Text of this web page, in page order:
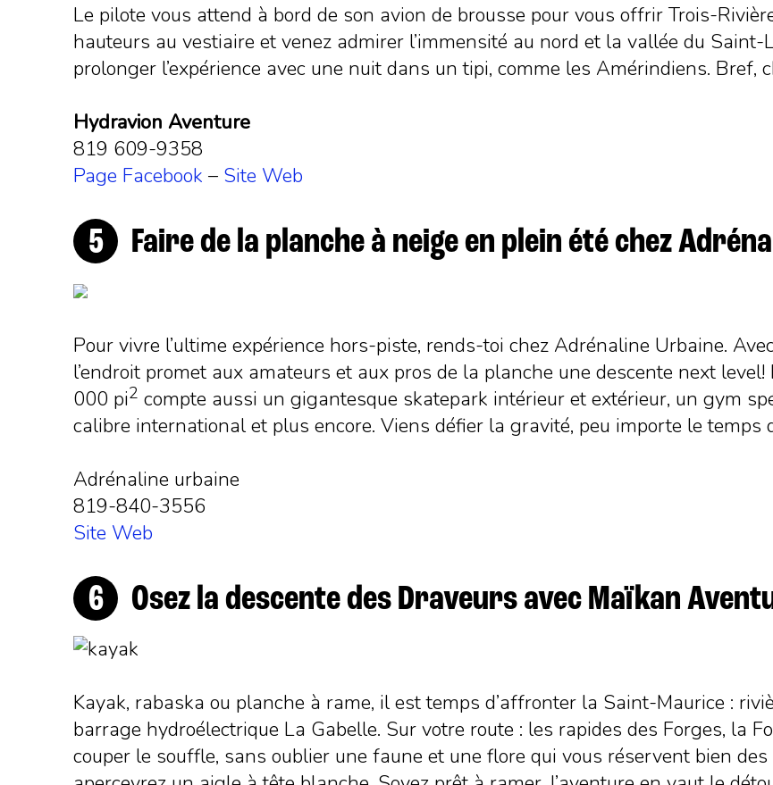
Le pilote vous attend à bord de son avion de brousse pour vous offrir Trois-
hauteurs au vestiaire et venez admirer l’immensité au nord et la vallée du Saint-
prolonger l’expérience avec une nuit dans un tipi, comme les Amérindiens. Bref,
Hydravion Aventure
819 609-9358
Page Facebook – Site Web
Faire de la planche à neige en plein été chez
Pour vivre l’ultime expérience hors-piste, rends-toi chez Adrénaline Urbaine.
l’endroit promet aux amateurs et aux pros de la planche une descente next level!
000 pi2 compte aussi un gigantesque skatepark intérieur et extérieur, un gym
calibre international et plus encore. Viens défier la gravité, peu importe le temps
Adrénaline urbaine
819-840-3556
Site Web
Osez la descente des Draveurs avec Maïkan
Kayak, rabaska ou planche à rame, il est temps d’affronter la Saint-Maurice :
barrage hydroélectrique La Gabelle. Sur votre route : les rapides des Forges, la
couper le souffle, sans oublier une faune et une flore qui vous réservent bien